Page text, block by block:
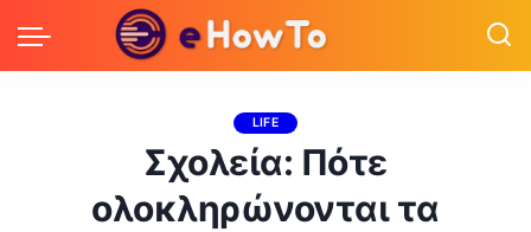
LIFE
Σχολεία: Πότε
ολοκληρώνονται τα